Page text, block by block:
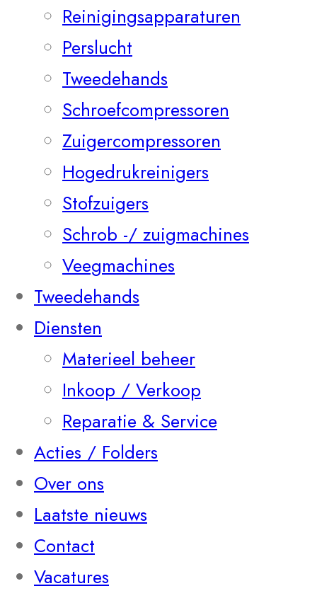
Reinigingsapparaturen
Perslucht
Tweedehands
Schroefcompressoren
Zuigercompressoren
Hogedrukreinigers
Stofzuigers
Schrob -/ zuigmachines
Veegmachines
Tweedehands
Diensten
Materieel beheer
Inkoop / Verkoop
Reparatie & Service
Acties / Folders
Over ons
Laatste nieuws
Contact
Vacatures